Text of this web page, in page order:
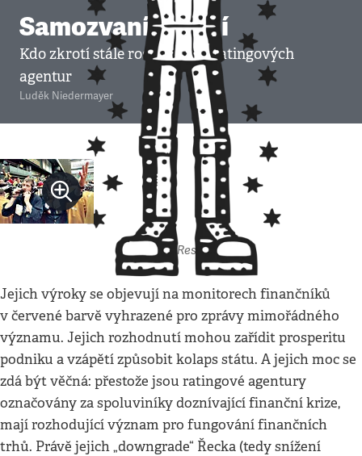
Samozvaní mocní
Kdo zkrotí stále rostoucí vliv ratingových
agentur
Luděk Niedermayer
Autor: Respekt
Jejich výroky se objevují na monitorech finančníků
v červené barvě vyhrazené pro zprávy mimořádného
významu. Jejich rozhodnutí mohou zařídit prosperitu
podniku a vzápětí způsobit kolaps státu. A jejich moc se
zdá být věčná: přestože jsou ratingové agentury
označovány za spoluviníky doznívající finanční krize,
mají rozhodující význam pro fungování finančních
trhů. Právě jejich „downgrade“ Řecka (tedy snížení